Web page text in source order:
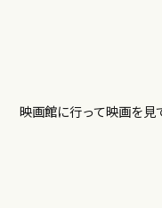
映画館に行って映画を見